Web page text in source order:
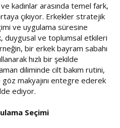
kadınlar arasında temel fark,
çıkıyor. Erkekler stratejik
ve uygulama süresine
duygusal ve toplumsal etkileri
bir erkek bayram sabahı
hızlı bir şekilde
diliminde cilt bakım rutini,
makyajını entegre ederek
ediyor.
Seçimi